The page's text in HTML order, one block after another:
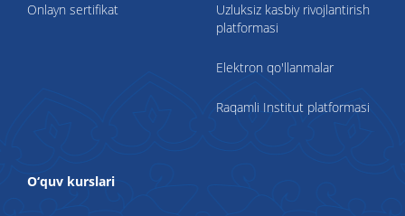
Onlayn sertifikat
Uzluksiz kasbiy rivojlantirish
platformasi
Elektron qo'llanmalar
Raqamli Institut platformasi
O‘quv kurslari